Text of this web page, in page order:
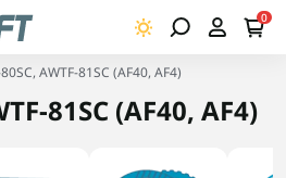
0
AWTF-81SC (AF40, AF4)
81SC (AF40, AF4)